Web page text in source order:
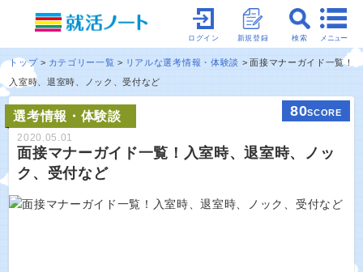
メニュー
検索
新規登録
ログイン
トップ カテゴリー一覧 リアルな選考情報・体験談
面接マナーガイド一覧！
入室時、退室時、ノック、受付など
選考情報・体験談 80SCORE
2020.05.01
面接マナーガイド一覧！入室時、退室時、ノッ
ク、受付など